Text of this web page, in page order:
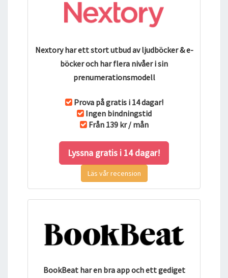
Nextory har ett stort utbud av ljudböcker & e-
böcker och har flera nivåer i sin
prenumerationsmodell
Prova på gratis i 14 dagar!
Ingen bindningstid
Från 139 kr / mån
Lyssna gratis i 14 dagar!
Läs vår recension
BookBeat har en bra app och ett gediget